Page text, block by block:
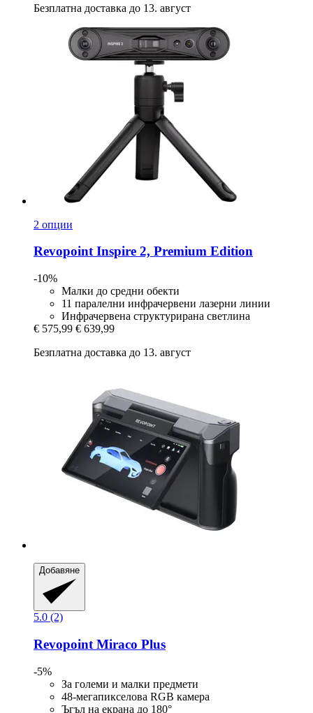
Безплатна доставка до 13. август
2 опции
RevopointInspire 2, Premium Edition
-10%
Малки до средни обекти
11 паралелни инфрачервени лазерни линии
Инфрачервена структурирана светлина
€ 575,99 € 639,99
Безплатна доставка до 13. август
Добавяне
5.0 (2)
Revopoint Miraco Plus
-5%
За големи и малки предмети
48-мегапикселова RGB камера
Ъгъл на екрана до 180°